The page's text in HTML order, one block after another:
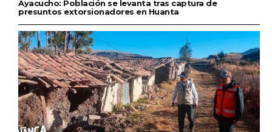
Ayacucho: Población se levanta tras captura de
presuntos extorsionadores en Huanta